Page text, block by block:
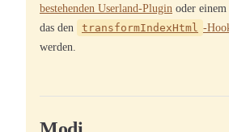
bestehenden Userland-Plugin oder
das den
transformIndexHtml -
werden.